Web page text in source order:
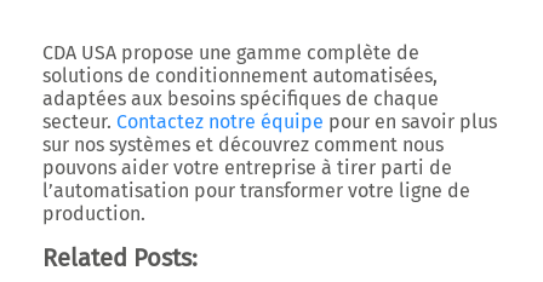
CDA USA propose une gamme complète de
solutions de conditionnement automatisées,
adaptées aux besoins spécifiques de chaque
secteur. Contactez notre équipe pour en savoir plus
sur nos systèmes et découvrez comment nous
pouvons aider votre entreprise à tirer parti de
l’automatisation pour transformer votre ligne de
production.
Related Posts: